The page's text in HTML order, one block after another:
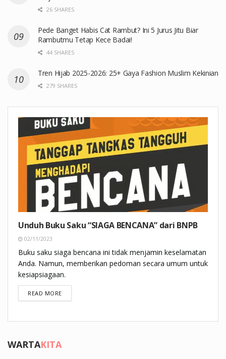
26 SHARES
Pede Banget Habis Cat Rambut? Ini 5 Jurus Jitu Biar
Rambutmu Tetap Kece Badai!
44 SHARES
Tren Hijab 2025-2026: 25+ Gaya Fashion Muslim Kekinian
279 SHARES
Unduh Buku Saku “SIAGA BENCANA” dari BNPB
02/11/2023
Buku saku siaga bencana ini tidak menjamin keselamatan
Anda. Namun, memberikan pedoman secara umum untuk
kesiapsiagaan.
READ MOREDETAILS
WARTAKITA